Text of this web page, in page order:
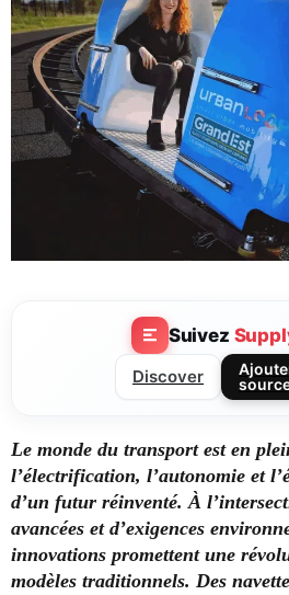
Suivez
Discover
Le monde du transport est en
l’électrification, l’autonomie et
d’un futur réinventé. À
avancées et d’exigences
innovations promettent une
modèles traditionnels. Des